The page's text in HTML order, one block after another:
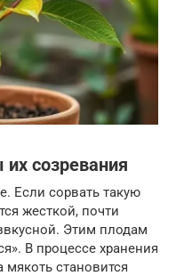
созревания
Если сорвать такую
жесткой, почти
Этим плодам
В процессе хранения
мякоть становится